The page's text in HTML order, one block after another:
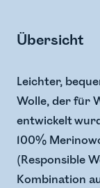
Übersicht
Leichter,
Wolle, der für
entwickelt
100%
(Responsible
Kombination